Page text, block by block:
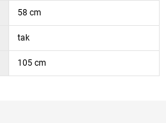
58 cm
tak
105 cm